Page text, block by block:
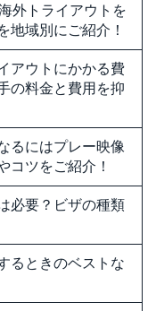
外トライアウトを
地域別にご紹介！
アウトにかかる費
の料金と費用を抑
るにはプレー映像
コツをご紹介！
必要？ビザの種類
るときのベストな